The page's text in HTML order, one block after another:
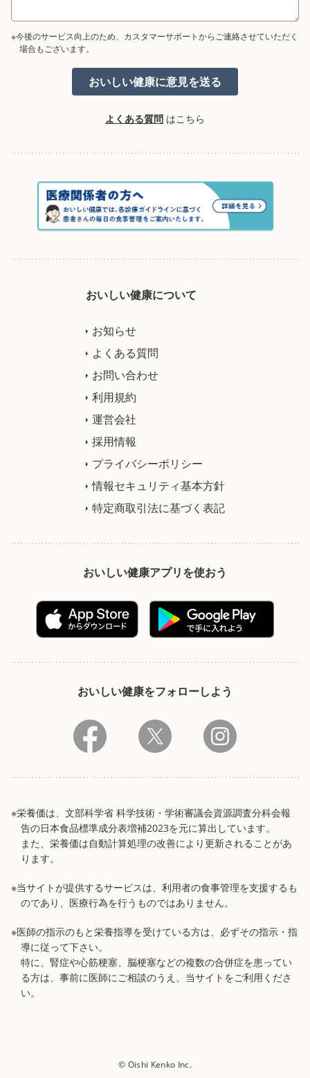
※今後のサービス向上のため、カスタマーサポートからご連絡させていただく
場合もございます。
よくある質問 はこちら
おいしい健康について
お知らせ
よくある質問
お問い合わせ
利用規約
運営会社
採用情報
プライバシーポリシー
情報セキュリティ基本方針
特定商取引法に基づく表記
おいしい健康アプリを使おう
おいしい健康をフォローしよう
※栄養価は、文部科学省 科学技術・学術審議会資源調査分科会報
告の日本食品標準成分表増補2023を元に算出しています。
また、栄養価は自動計算処理の改善により更新されることがあ
ります。
※当サイトが提供するサービスは、利用者の食事管理を支援するも
のであり、医療行為を行うものではありません。
※医師の指示のもと栄養指導を受けている方は、必ずその指示・指
導に従って下さい。
特に、腎症や心筋梗塞、脳梗塞などの複数の合併症を患ってい
る方は、事前に医師にご相談のうえ、当サイトをご利用くださ
い。
© Oishi Kenko Inc.